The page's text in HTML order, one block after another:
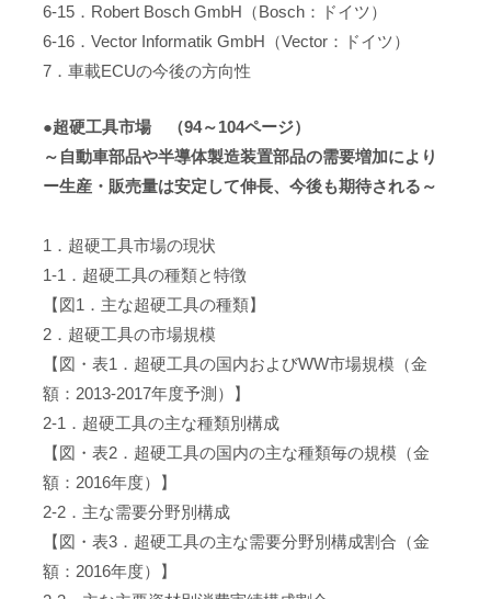
6-15．Robert Bosch GmbH（Bosch：ドイツ）
6-16．Vector Informatik GmbH（Vector：ドイツ）
7．車載ECUの今後の方向性
●超硬工具市場 （94～104ページ）
～自動車部品や半導体製造装置部品の需要増加により
ー生産・販売量は安定して伸長、今後も期待される～
1．超硬工具市場の現状
1-1．超硬工具の種類と特徴
【図1．主な超硬工具の種類】
2．超硬工具の市場規模
【図・表1．超硬工具の国内およびWW市場規模（金
額：2013-2017年度予測）】
2-1．超硬工具の主な種類別構成
【図・表2．超硬工具の国内の主な種類毎の規模（金
額：2016年度）】
2-2．主な需要分野別構成
【図・表3．超硬工具の主な需要分野別構成割合（金
額：2016年度）】